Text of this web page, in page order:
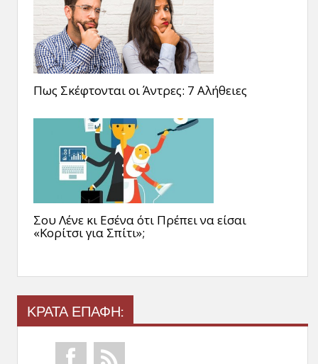
Πως Σκέφτονται οι Άντρες: 7 Αλήθειες
Σου Λένε κι Εσένα ότι Πρέπει να είσαι
«Κορίτσι για Σπίτι»;
ΚΡΑΤΑ ΕΠΑΦΗ: